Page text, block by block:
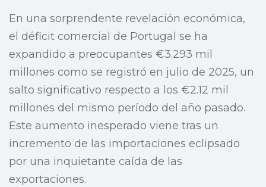
En una sorprendente revelación económica,
el déficit comercial de Portugal se ha
expandido a preocupantes €3.293 mil
millones como se registró en julio de 2025, un
salto significativo respecto a los €2.12 mil
millones del mismo período del año pasado.
Este aumento inesperado viene tras un
incremento de las importaciones eclipsado
por una inquietante caída de las
exportaciones.